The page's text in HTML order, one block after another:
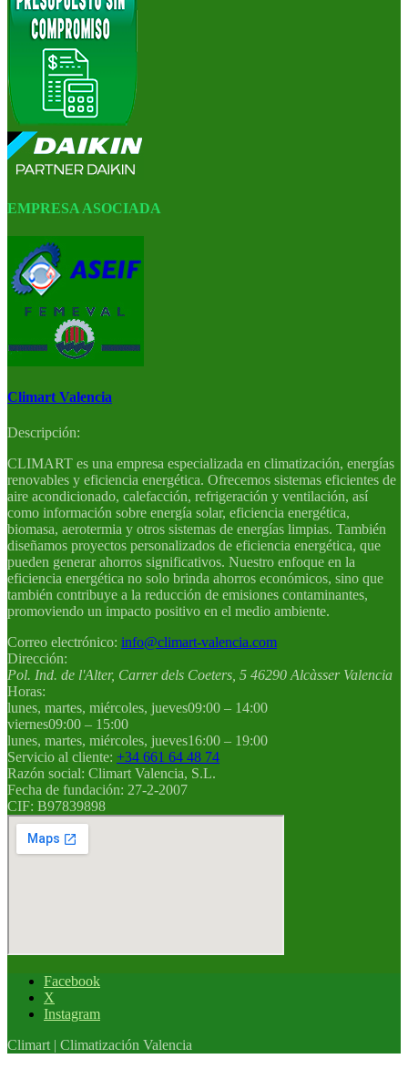
EMPRESA ASOCIADA
Climart Valencia
Descripción:
CLIMART es una empresa especializada en climatización, energías
renovables y eficiencia energética. Ofrecemos sistemas eficientes de
aire acondicionado, calefacción, refrigeración y ventilación, así
como información sobre energía solar, eficiencia energética,
biomasa, aerotermia y otros sistemas de energías limpias. También
diseñamos proyectos personalizados de eficiencia energética, que
pueden generar ahorros significativos. Nuestro enfoque en la
eficiencia energética no solo brinda ahorros económicos, sino que
también contribuye a la reducción de emisiones contaminantes,
promoviendo un impacto positivo en el medio ambiente.
Correo electrónico: info@climart-valencia.com
Dirección:
Pol. Ind. de l'Alter, Carrer dels Coeters, 5 46290 Alcàsser Valencia
Horas:
lunes, martes, miércoles, jueves09:00 – 14:00
viernes09:00 – 15:00
lunes, martes, miércoles, jueves16:00 – 19:00
Servicio al cliente: +34 661 64 48 74
Razón social: Climart Valencia, S.L.
Fecha de fundación: 27-2-2007
CIF: B97839898
Facebook
X
Instagram
Climart | Climatización Valencia